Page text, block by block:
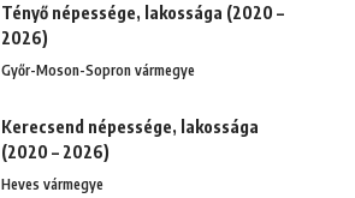
Tényő népessége, lakossága (2020 –
2026)
Győr-Moson-Sopron vármegye
Kerecsend népessége, lakossága
(2020 – 2026)
Heves vármegye